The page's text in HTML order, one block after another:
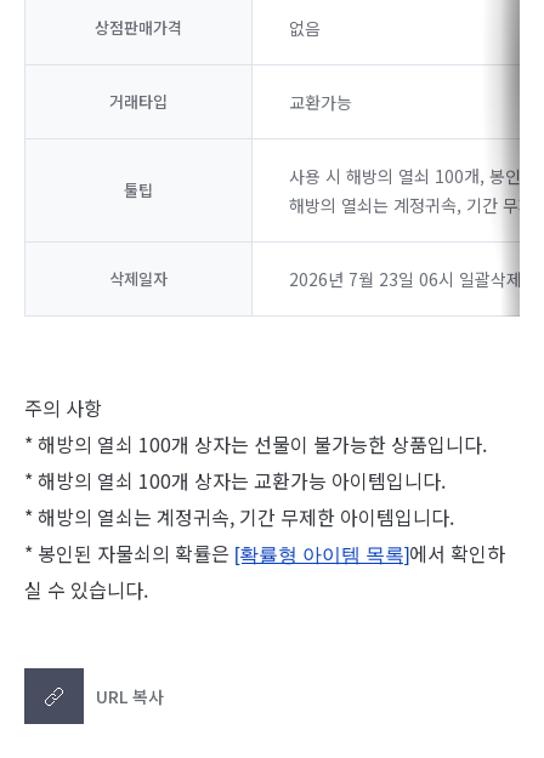
상점판매가격 없음
거래타입 교환가능
툴팁
사용 시 해방의 열쇠 100개, 봉인
해방의 열쇠는 계정귀속, 기간 무제
삭제일자 2026년 7월 23일 06시 일괄삭제
주의 사항
* 해방의 열쇠 100개 상자는 선물이 불가능한 상품입니다.
* 해방의 열쇠 100개 상자는 교환가능 아이템입니다.
* 해방의 열쇠는 계정귀속, 기간 무제한 아이템입니다.
* 봉인된 자물쇠의 확률은 [확률형 아이템 목록]에서 확인하
실 수 있습니다.
URL 복사